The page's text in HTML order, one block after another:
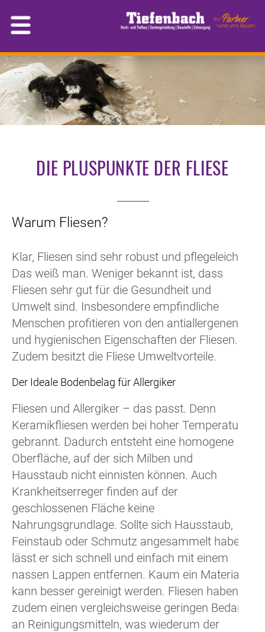
DIE PLUSPUNKTE DER FLIESE
Warum Fliesen?
Klar, Fliesen sind sehr robust und pflegeleicht.
Das weiß man. Weniger bekannt ist, dass
Fliesen sehr gut für die Gesundheit und
Umwelt sind. Insbesondere empfindliche
Menschen profitieren von den antiallergenen
und hygienischen Eigenschaften der Fliesen.
Zudem besitzt die Fliese Umweltvorteile.
Der Ideale Bodenbelag für Allergiker
Fliesen und Allergiker – das passt. Denn
Keramikfliesen werden bei hoher Temperatur
gebrannt. Dadurch entsteht eine homogene
Oberfläche, auf der sich Milben und
Hausstaub nicht einnisten können. Auch
Krankheitserreger finden auf der
geschlossenen Fläche keine
Nahrungsgrundlage. Sollte sich Hausstaub,
Feinstaub oder Schmutz angesammelt haben,
lässt er sich schnell und einfach mit einem
nassen Lappen entfernen. Kaum ein Material
kann besser gereinigt werden. Fliesen haben
zudem einen vergleichsweise geringen Bedarf
an Reinigungsmitteln, was wiederum der